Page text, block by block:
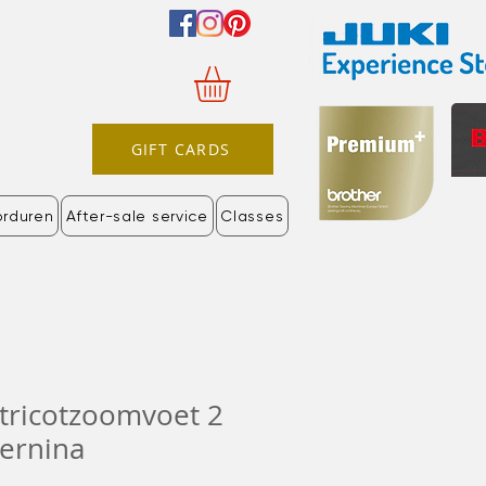
GIFT CARDS
After-sale service Classes
2